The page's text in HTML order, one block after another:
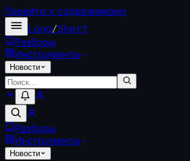
Перейти к содержимому
Long/Short
Разборы
Инструменты
Новости
Разборы
Инструменты
Новости